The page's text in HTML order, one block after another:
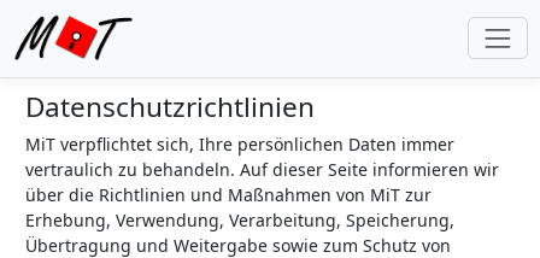
Datenschutzrichtlinien
MiT verpflichtet sich, Ihre persönlichen Daten immer
vertraulich zu behandeln. Auf dieser Seite informieren wir
über die Richtlinien und Maßnahmen von MiT zur
Erhebung, Verwendung, Verarbeitung, Speicherung,
Übertragung und Weitergabe sowie zum Schutz von